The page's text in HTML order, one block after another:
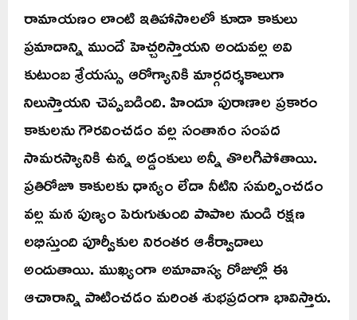
రామాయణం లాంటి ఇతిహాసాలలో కూడా కాకులు
ప్రమాదాన్ని ముందే హెచ్చరిస్తాయని అందువల్ల అవి
కుటుంబ శ్రేయస్సు ఆరోగ్యానికి మార్గదర్శకాలుగా
నిలుస్తాయని చెప్పబడింది. హిందూ పురాణాల ప్రకారం
కాకులను గౌరవించడం వల్ల సంతానం సంపద
సామరస్యానికి ఉన్న అడ్డంకులు అన్నీ తొలగిపోతాయి.
ప్రతిరోజూ కాకులకు ధాన్యం లేదా నీటిని సమర్పించడం
వల్ల మన పుణ్యం పెరుగుతుంది పాపాల నుండి రక్షణ
లభిస్తుంది పూర్వీకుల నిరంతర ఆశీర్వాదాలు
అందుతాయి. ముఖ్యంగా అమావాస్య రోజుల్లో ఈ
ఆచారాన్ని పాటించడం మరింత శుభప్రదంగా భావిస్తారు.